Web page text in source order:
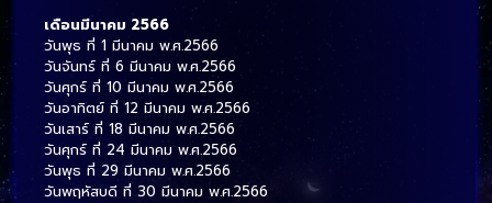
เดือนมีนาคม 2566
วันพุธ ที่ 1 มีนาคม พ.ศ.2566
วันจันทร์ ที่ 6 มีนาคม พ.ศ.2566
วันศุกร์ ที่ 10 มีนาคม พ.ศ.2566
วันอาทิตย์ ที่ 12 มีนาคม พ.ศ.2566
วันเสาร์ ที่ 18 มีนาคม พ.ศ.2566
วันศุกร์ ที่ 24 มีนาคม พ.ศ.2566
วันพุธ ที่ 29 มีนาคม พ.ศ.2566
วันพฤหัสบดี ที่ 30 มีนาคม พ.ศ.2566